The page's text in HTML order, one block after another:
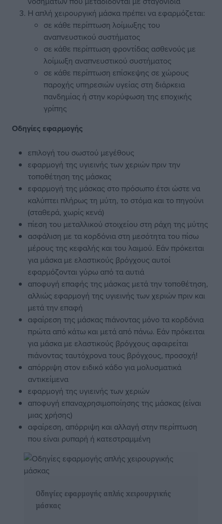
Η απλή χειρουργική μάσκα πρέπει να εφαρμόζεται:
σε κάθε περίπτωση λοίμωξης του
αναπνευστικού συστήματος
σε κάθε περίπτωση φροντίδας ασθενούς με
λοίμωξη αναπνευστικού συστήματος
σε κάθε περίπτωση επίσκεψης σε χώρους
παροχής υπηρεσιών υγείας στη διάρκεια
πανδημίας ή στην κορύφωση της εποχικής
γρίπης
Οδηγίες εφαρμογής
επιλογή του σωστού μεγέθους
εφαρμογή της υγιεινής των χεριών πριν την
τοποθέτηση της μάσκας
εφαρμογή της μάσκας στο πρόσωπο έτσι ώστε να
καλύπτει πλήρως τη μύτη, το στόμα και το πηγούνι
(σταθερά, χωρίς κενά)
πίεση του μεταλλικού στοιχείου στη ράχη της μύτης
ασφάλιση με τα κορδόνια στη μεσότητα του πίσω
μέρους της κεφαλής και του λαιμού. Εάν πρόκειται
για μάσκα με ελαστικούς βρόγχους αυτοί
εφαρμόζονται γύρω από τα αυτιά
αποφυγή επαφής της μάσκας μετά την τοποθέτηση,
αλλιώς εφαρμογή της υγιεινής των χεριών πριν και
μετά την επαφή
αφαίρεση της μάσκας πιάνοντας μόνο τα κορδόνια
πρώτα από κάτω και μετά από πάνω. Εάν πρόκειται
για μάσκα με ελαστικούς βρόγχους αφαιρείται
πιάνοντας ταυτόχρονα τους βρόγχους, προσοχή!
απόρριψη στον ειδικό κάδο για μολυσματικά
αντικείμενα
εφαρμογή της υγιεινής των χεριών
αποφυγή επαναχρησιμοποίησης της μάσκας (είναι
μιας χρήσης)
αφαίρεση, απόρριψη και αλλαγή στην περίπτωση
που είναι ρυπαρή ή κατεστραμμένη
Οδηγίες εφαρμογής απλής χειρουργικής
μάσκας